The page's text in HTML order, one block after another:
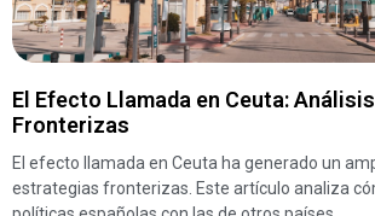
El Efecto Llamada en Ceuta:
Fronterizas
El efecto llamada en Ceuta ha generado un
estrategias fronterizas. Este artículo analiza